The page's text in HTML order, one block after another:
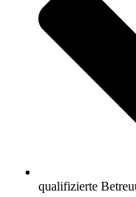
qualifizierte